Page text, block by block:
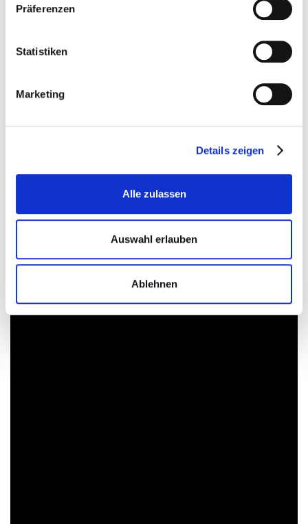
Präferenzen
Statistiken
Marketing
Details zeigen
Alle zulassen
Auswahl erlauben
Ablehnen